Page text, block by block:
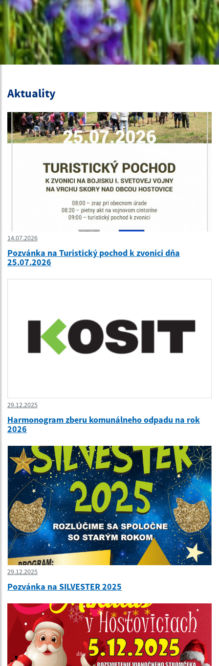
Aktuality
14.07.2026
Pozvánka na Turistický pochod k zvonici dňa
25.07.2026
29.12.2025
Harmonogram zberu komunálneho odpadu na rok
2026
29.12.2025
Pozvánka na SILVESTER 2025